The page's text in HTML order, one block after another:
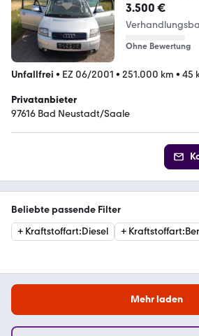
3.500 €
Ohne Bewertung
Unfallfrei • EZ 06/2001 • 251.000 km • 45
Privatanbieter
97616 Bad Neustadt/Saale
Beliebte passende Filter
+ Kraftstoffart:Diesel + Kraftstoffart:
Mehr laden